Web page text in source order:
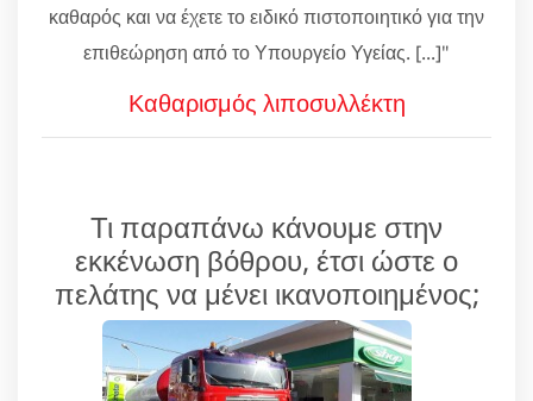
καθαρός και να έχετε το ειδικό πιστοποιητικό για την
επιθεώρηση από το Υπουργείο Υγείας. [...]"
Καθαρισμός λιποσυλλέκτη
Τι παραπάνω κάνουμε στην
εκκένωση βόθρου, έτσι ώστε ο
πελάτης να μένει ικανοποιημένος;